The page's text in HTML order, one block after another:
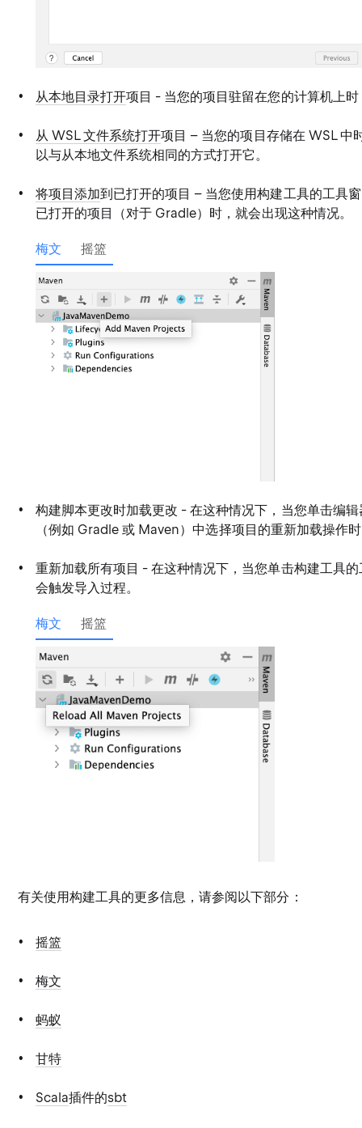
从本地目录打开项目 - 当您的项目驻留在您的计算机上
从 WSL 文件系统打开项目 – 当您的项目存储在 WSL 中
以与从本地文件系统相同的方式打开它。
将项目添加到已打开的项目 – 当您使用构建工具的工具
已打开的项目（对于 Gradle）时，就会出现这种情况。
梅文 摇篮
构建脚本更改时加载更改 - 在这种情况下，当您单击编
（例如 Gradle 或 Maven）中选择项目的重新加载操作
重新加载所有项目 - 在这种情况下，当您单击构建工具
会触发导入过程。
梅文 摇篮
有关使用构建工具的更多信息，请参阅以下部分：
摇篮
梅文
蚂蚁
甘特
Scala插件的sbt